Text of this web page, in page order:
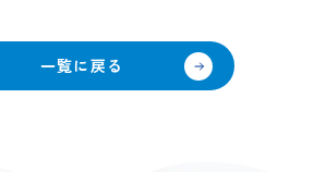
一覧に戻る